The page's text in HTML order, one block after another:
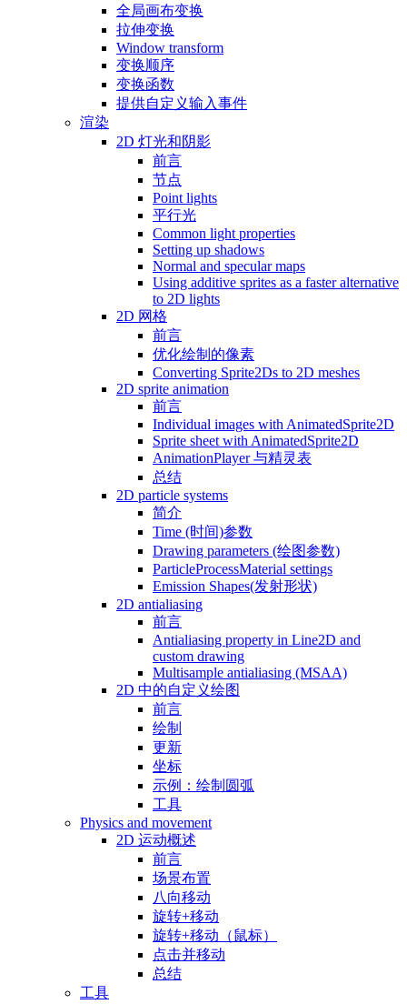
全局画布变换
拉伸变换
Window transform
变换顺序
变换函数
提供自定义输入事件
渲染
2D 灯光和阴影
前言
节点
Point lights
平行光
Common light properties
Setting up shadows
Normal and specular maps
Using additive sprites as a faster alternative
to 2D lights
2D 网格
前言
优化绘制的像素
Converting Sprite2Ds to 2D meshes
2D sprite animation
前言
Individual images with AnimatedSprite2D
Sprite sheet with AnimatedSprite2D
AnimationPlayer 与精灵表
总结
2D particle systems
简介
Time (时间)参数
Drawing parameters (绘图参数)
ParticleProcessMaterial settings
Emission Shapes(发射形状)
2D antialiasing
前言
Antialiasing property in Line2D and
custom drawing
Multisample antialiasing (MSAA)
2D 中的自定义绘图
前言
绘制
更新
坐标
示例：绘制圆弧
工具
Physics and movement
2D 运动概述
前言
场景布置
八向移动
旋转+移动
旋转+移动（鼠标）
点击并移动
总结
工具